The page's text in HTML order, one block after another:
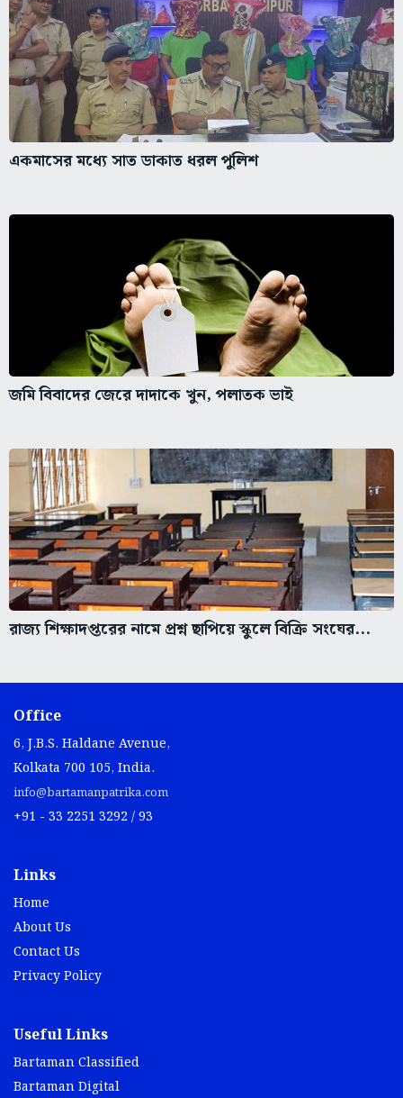
একমাসের মধ্যে সাত ডাকাত ধরল পুলিশ
জমি বিবাদের জেরে দাদাকে খুন, পলাতক ভাই
রাজ্য শিক্ষাদপ্তরের নামে প্রশ্ন ছাপিয়ে স্কুলে বিক্রি সংঘের...
Office
6, J.B.S. Haldane Avenue,
Kolkata 700 105, India.
info@bartamanpatrika.com
+91 - 33 2251 3292 / 93
Links
Home
About Us
Contact Us
Privacy Policy
Useful Links
Bartaman Classified
Bartaman Digital